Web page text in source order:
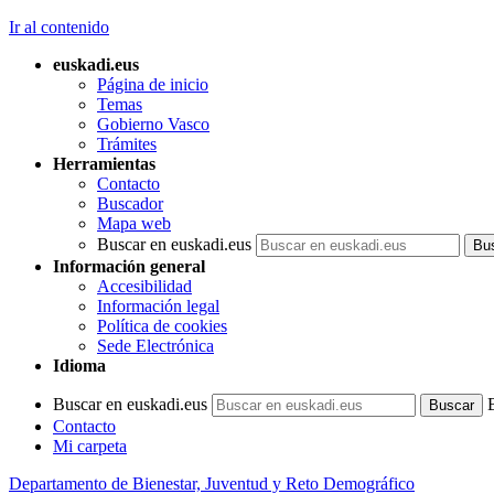
Ir al contenido
euskadi.eus
Página de inicio
Temas
Gobierno Vasco
Trámites
Herramientas
Contacto
Buscador
Mapa web
Buscar en euskadi.eus
Información general
Accesibilidad
Información legal
Política de cookies
Sede Electrónica
Idioma
Buscar en euskadi.eus
Contacto
Mi carpeta
Departamento de Bienestar, Juventud y Reto Demográfico